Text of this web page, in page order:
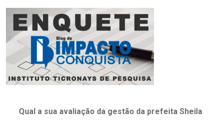
Qual a sua avaliação da gestão da prefeita Sheila